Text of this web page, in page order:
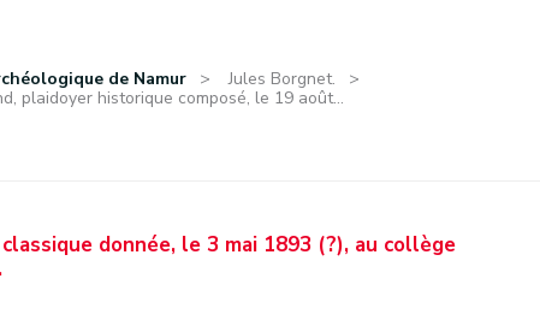
de Namur
Jules Borgnet.
plaidoyer historique composé, le 19 août...
donnée, le 3 mai 1893 (?), au collège